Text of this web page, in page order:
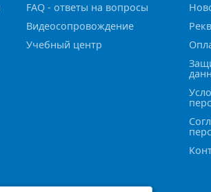
FAQ - ответы на вопросы
Видеосопровождение
Учебный центр